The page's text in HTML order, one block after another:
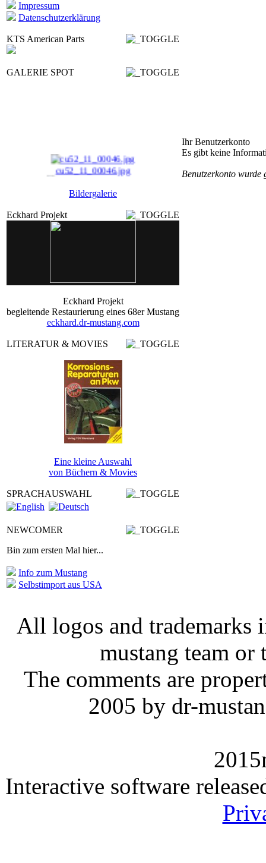
Impressum
Datenschutzerklärung
KTS American Parts
GALERIE SPOT
cu52_11_00046.jpg
MuClassic06_001.jpg
sumford_I_13_90220.j ...
33chrom_15_90459.jpg
Bildergalerie
Eckhard Projekt
Eckhard Projekt
begleitende Restaurierung eines 68er Mustang
eckhard.dr-mustang.com
LITERATUR & MOVIES
Eine kleine Auswahl
von Büchern & Movies
SPRACHAUSWAHL
NEWCOMER
Bin zum ersten Mal hier...
Info zum Mustang
Selbstimport aus USA
Ihr Benutzerkonto
Es gibt keine
Benutzerkonto wurde
All logos and trademarks
mustang team or
The comments are
2005 by dr-
Interactive software